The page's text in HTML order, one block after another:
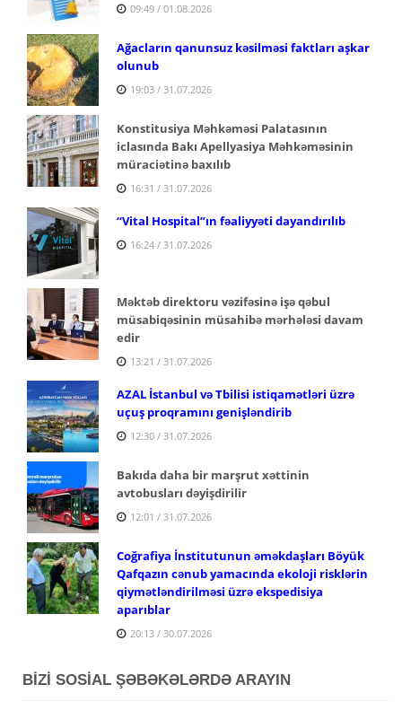
09:49 / 01.08.2026
Ağacların qanunsuz kəsilməsi faktları aşkar
olunub
19:03 / 31.07.2026
Konstitusiya Məhkəməsi Palatasının
iclasında Bakı Apellyasiya Məhkəməsinin
müraciətinə baxılıb
16:31 / 31.07.2026
“Vital Hospital”ın fəaliyyəti dayandırılıb
16:24 / 31.07.2026
Məktəb direktoru vəzifəsinə işə qəbul
müsabiqəsinin müsahibə mərhələsi davam
edir
13:21 / 31.07.2026
AZAL İstanbul və Tbilisi istiqamətləri üzrə
uçuş proqramını genişləndirib
12:30 / 31.07.2026
Bakıda daha bir marşrut xəttinin
avtobusları dəyişdirilir
12:01 / 31.07.2026
Coğrafiya İnstitutunun əməkdaşları Böyük
Qafqazın cənub yamacında ekoloji risklərin
qiymətləndirilməsi üzrə ekspedisiya
aparıblar
20:13 / 30.07.2026
BİZİ SOSİAL ŞƏBƏKƏLƏRDƏ ARAYIN